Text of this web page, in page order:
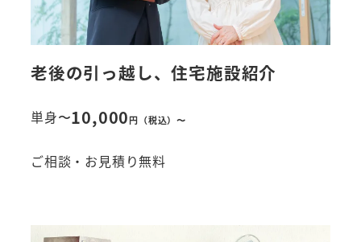
老後の引っ越し、住宅施設紹介
単身〜10,000円（税込）〜
ご相談・お見積り無料